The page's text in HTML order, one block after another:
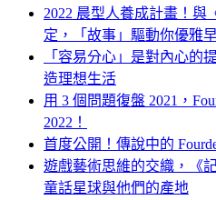
2022 晨型人養成計畫！與
定，「故事」驅動你優雅
「容易分心」是對內心的
造理想生活
用 3 個問題復盤 2021，
2022！
首度公開！傳說中的
遊戲藝術思維的交織，《
童話星球與他們的產地